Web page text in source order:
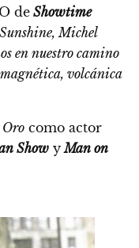
de Showtime
Michel
en nuestro camino
volcánica
Oro como actor
Show yMan on